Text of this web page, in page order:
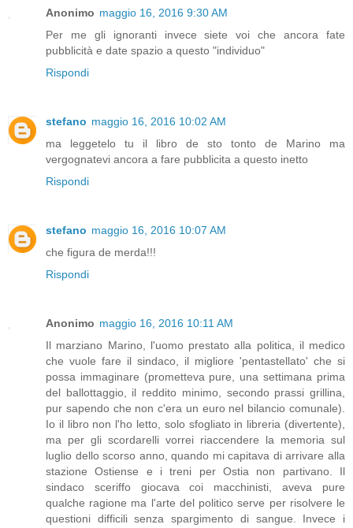
Anonimo maggio 16, 2016 9:30 AM
Per me gli ignoranti invece siete voi che ancora fate
pubblicità e date spazio a questo "individuo"
Rispondi
stefano maggio 16, 2016 10:02 AM
ma leggetelo tu il libro de sto tonto de Marino ma
vergognatevi ancora a fare pubblicita a questo inetto
Rispondi
stefano maggio 16, 2016 10:07 AM
che figura de merda!!!
Rispondi
Anonimo maggio 16, 2016 10:11 AM
Il marziano Marino, l'uomo prestato alla politica, il medico
che vuole fare il sindaco, il migliore 'pentastellato' che si
possa immaginare (prometteva pure, una settimana prima
del ballottaggio, il reddito minimo, secondo prassi grillina,
pur sapendo che non c'era un euro nel bilancio comunale).
Io il libro non l'ho letto, solo sfogliato in libreria (divertente),
ma per gli scordarelli vorrei riaccendere la memoria sul
luglio dello scorso anno, quando mi capitava di arrivare alla
stazione Ostiense e i treni per Ostia non partivano. Il
sindaco sceriffo giocava coi macchinisti, aveva pure
qualche ragione ma l'arte del politico serve per risolvere le
questioni difficili senza spargimento di sangue. Invece i